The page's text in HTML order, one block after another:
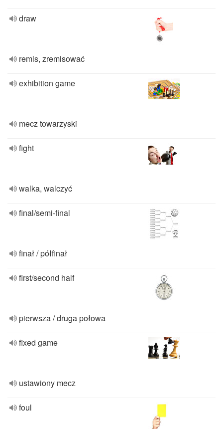
draw
remis, zremisować
exhibition game
mecz towarzyski
fight
walka, walczyć
final/semi-final
finał / półfinał
first/second half
pierwsza / druga połowa
fixed game
ustawiony mecz
foul